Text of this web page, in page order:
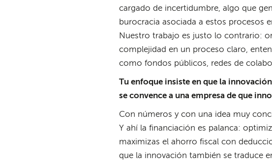
cargado de incertidumbre, algo que
burocracia asociada a estos procesos
Nuestro trabajo es justo lo contrario:
complejidad en un proceso claro,
como fondos públicos, redes de
Tu enfoque insiste en que la
se convence a una empresa de que
Con números y con una idea muy
Y ahí la financiación es palanca:
maximizas el ahorro fiscal con
que la innovación también se traduce